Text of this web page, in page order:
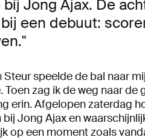
Jong Ajax. De
een debuut:
speelde de bal naar
zag ik de weg naar de
erin. Afgelopen zaterdag
Jong Ajax en
op een moment zoals